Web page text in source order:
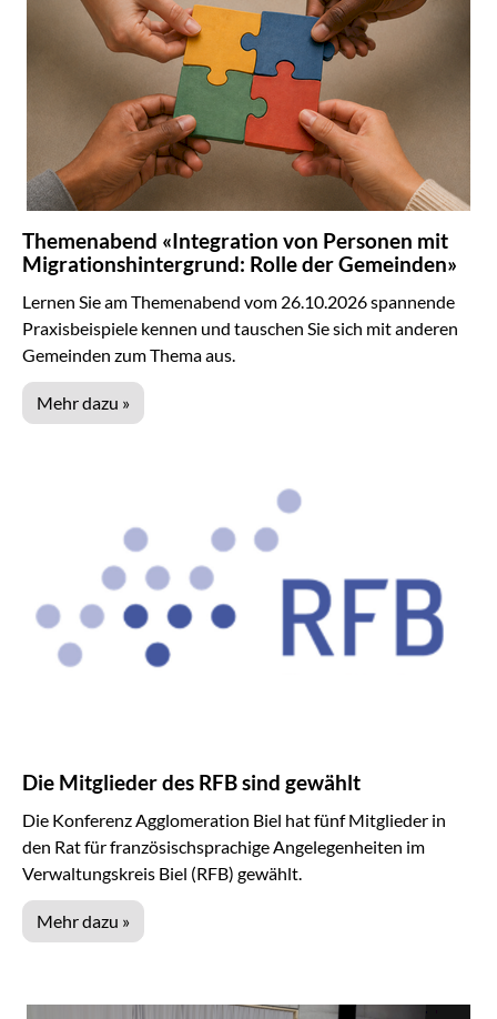
Themenabend «Integration von Personen mit
Migrationshintergrund: Rolle der Gemeinden»
Lernen Sie am Themenabend vom 26.10.2026 spannende
Praxisbeispiele kennen und tauschen Sie sich mit anderen
Gemeinden zum Thema aus.
Mehr dazu »
Die Mitglieder des RFB sind gewählt
Die Konferenz Agglomeration Biel hat fünf Mitglieder in
den Rat für französischsprachige Angelegenheiten im
Verwaltungskreis Biel (RFB) gewählt.
Mehr dazu »